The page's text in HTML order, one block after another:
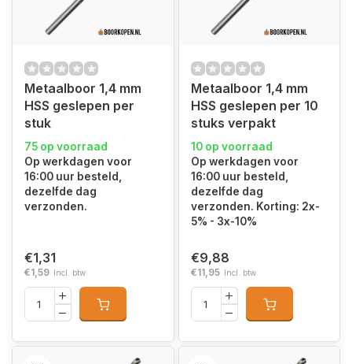
Metaalboor 1,4 mm
HSS geslepen per
stuk
75 op voorraad
Op werkdagen voor
16:00 uur besteld,
dezelfde dag
verzonden.
€1,31
€1,59 Incl. btw
Metaalboor 1,4 mm
HSS geslepen per 10
stuks verpakt
10 op voorraad
Op werkdagen voor
16:00 uur besteld,
dezelfde dag
verzonden. Korting: 2x-
5% - 3x-10%
€9,88
€11,95 Incl. btw